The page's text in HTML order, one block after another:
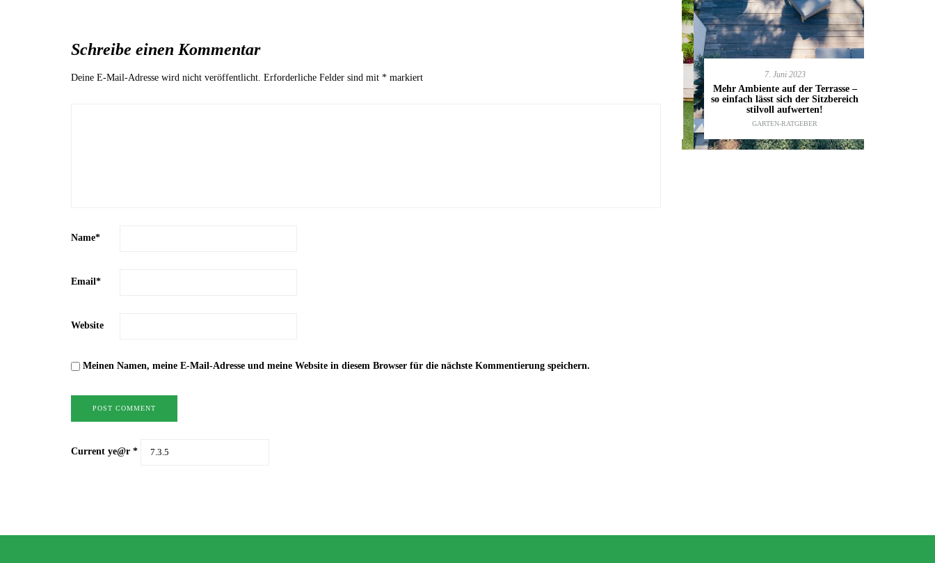
Schreibe einen Kommentar
Deine E-Mail-Adresse wird nicht veröffentlicht. Erforderliche Felder sind mit * markiert
Name*
Email*
Website
Meinen Namen, meine E-Mail-Adresse und meine Website in diesem Browser für die nächste Kommentierung speichern.
Current ye@r *
7. Juni 2023 7. Juni 2023
Mehr Ambiente auf der Terrasse –
so einfach lässt sich der Sitzbereich
stilvoll aufwerten!
GARTEN-RATGEBER